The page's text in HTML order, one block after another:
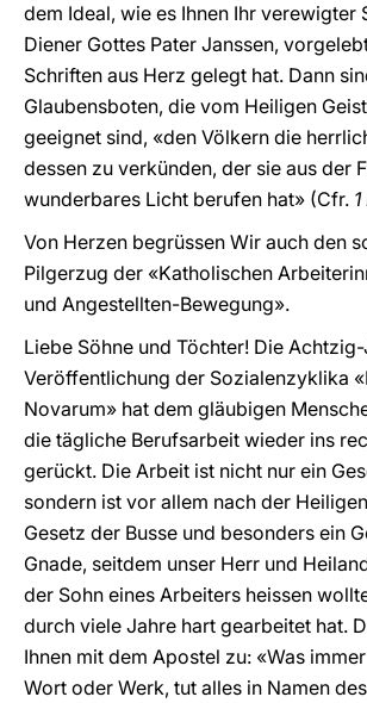
dem Ideal, wie es Ihnen Ihr verewigter
Diener Gottes Pater Janssen,
Schriften aus Herz gelegt hat. Dann
Glaubensboten, die vom Heiligen
geeignet sind, «den Völkern die
dessen zu verkünden, der sie aus der
wunderbares Licht berufen hat» (Cfr.
Von Herzen begrüssen Wir auch den
Pilgerzug der «Katholischen
und Angestellten-Bewegung».
Liebe Söhne und Töchter! Die
Veröffentlichung der Sozialenzyklika
Novarum» hat dem gläubigen
die tägliche Berufsarbeit wieder ins
gerückt. Die Arbeit ist nicht nur ein
sondern ist vor allem nach der
Gesetz der Busse und besonders ein
Gnade, seitdem unser Herr und
der Sohn eines Arbeiters heissen
durch viele Jahre hart gearbeitet hat.
Ihnen mit dem Apostel zu: «Was
Wort oder Werk, tut alles in Namen